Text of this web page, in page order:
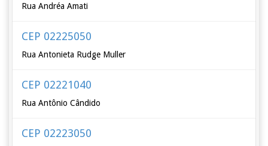
Rua Andréa Amati
CEP 02225050
Rua Antonieta Rudge Muller
CEP 02221040
Rua Antônio Cândido
CEP 02223050